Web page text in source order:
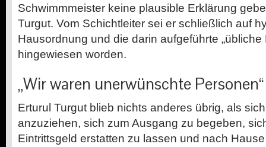
Schwimmmeister keine plausible Erklärung
Turgut. Vom Schichtleiter sei er schließlich auf
Hausordnung und die darin aufgeführte „übliche
hingewiesen worden.
„Wir waren unerwünschte Personen“
Erturul Turgut blieb nichts anderes übrig, als
anzuziehen, sich zum Ausgang zu begeben,
Eintrittsgeld erstatten zu lassen und nach